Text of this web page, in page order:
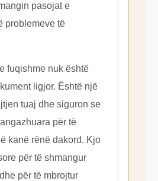
pasojat e
problemeve të
fuqishme nuk është
ligjor. Është një
tuaj dhe siguron se
për të
kanë rënë dakord. Kjo
për të shmangur
për të mbrojtur